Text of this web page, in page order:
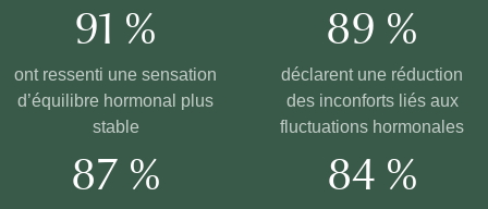
91 %
ont ressenti une sensation
d’équilibre hormonal plus
stable
89 %
déclarent une réduction
des inconforts liés aux
fluctuations hormonales
87 % 84 %